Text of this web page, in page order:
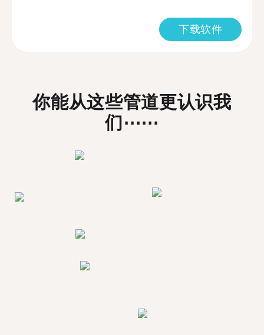
下载软件
你能从这些管道更认识我
们⋯⋯